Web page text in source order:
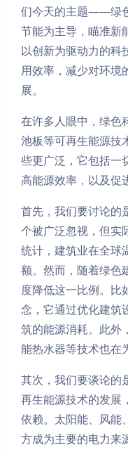
们今天的主题——绿
节能为主导，瞄准新
以创新为驱动力的科
用效率，减少对环境
展。
在许多人眼中，绿色
池板等可再生能源技
些更广泛，它包括一
高能源效率，以及促
首先，我们要讨论的
个被广泛忽视，但实
统计，建筑业在全球
额。然而，随着绿色
度降低这一比例。比
念，它通过优化建筑
筑的能源消耗。此外
能热水器等技术也在
其次，我们要谈论的
再生能源技术的发展
依赖。太阳能、风能
方成为主要的电力来